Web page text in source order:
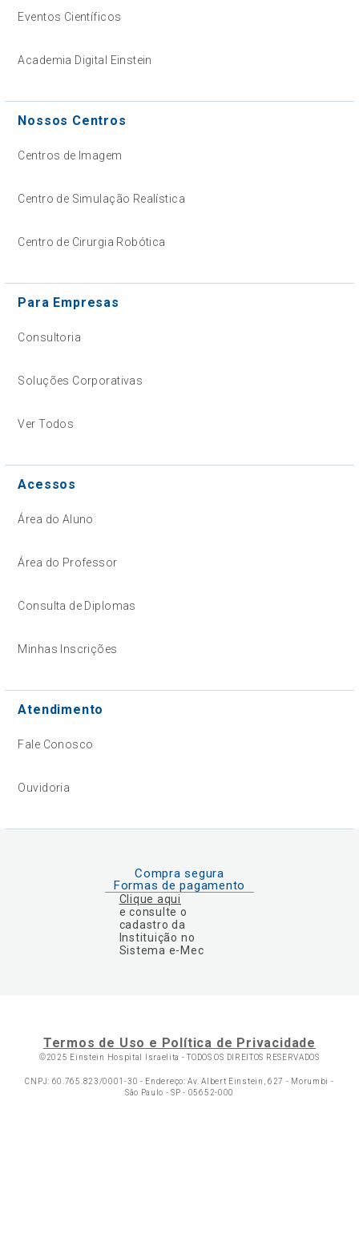
Eventos Científicos
Academia Digital Einstein
Nossos Centros
Centros de Imagem
Centro de Simulação Realística
Centro de Cirurgia Robótica
Para Empresas
Consultoria
Soluções Corporativas
Ver Todos
Acessos
Área do Aluno
Área do Professor
Consulta de Diplomas
Minhas Inscrições
Atendimento
Fale Conosco
Ouvidoria
Compra segura
Formas de pagamento
Clique aqui
e consulte o
cadastro da
Instituição no
Sistema e-Mec
Termos de Uso e Política de Privacidade
©2025 Einstein Hospital Israelita -TODOS OS DIREITOS RESERVADOS
CNPJ: 60.765.823/0001-30 - Endereço: Av. Albert Einstein, 627 - Morumbi -
São Paulo - SP - 05652-000